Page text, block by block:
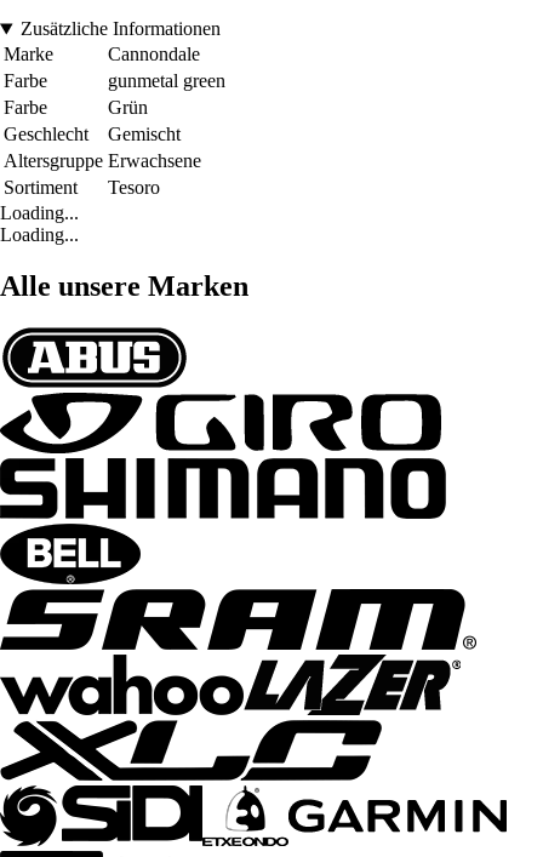
Zusätzliche Informationen
Marke
Cannondale
Farbe
gunmetal green
Farbe
Grün
Geschlecht
Gemischt
Altersgruppe Erwachsene
Sortiment
Tesoro
Loading...
Loading...
Alle unsere Marken